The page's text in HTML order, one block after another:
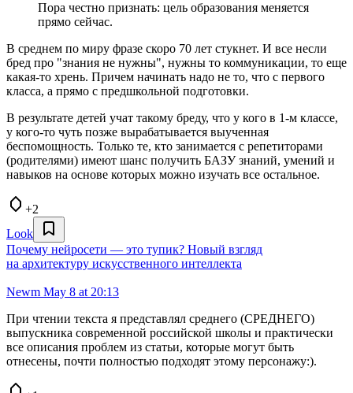
Пора честно признать: цель образования меняется
прямо сейчас.
В среднем по миру фразе скоро 70 лет стукнет. И все несли
бред про "знания не нужны", нужны то коммуникации, то еще
какая-то хрень. Причем начинать надо не то, что с первого
класса, а прямо с предшкольной подготовки.
В результате детей учат такому бреду, что у кого в 1-м классе,
у кого-то чуть позже вырабатывается выученная
беспомощность. Только те, кто занимается с репетиторами
(родителями) имеют шанс получить БАЗУ знаний, умений и
навыков на основе которых можно изучать все остальное.
+2
Look
Почему нейросети — это тупик? Новый взгляд
на архитектуру искусственного интеллекта
Newm May 8 at 20:13
При чтении текста я представлял среднего (СРЕДНЕГО)
выпускника современной российской школы и практически
все описания проблем из статьи, которые могут быть
отнесены, почти полностью подходят этому персонажу:).